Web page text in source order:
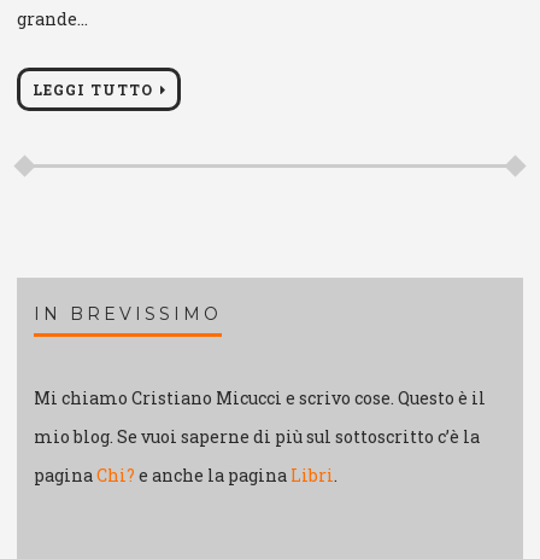
grande…
LEGGI TUTTO
IN BREVISSIMO
Mi chiamo Cristiano Micucci e scrivo cose. Questo è il
mio blog. Se vuoi saperne di più sul sottoscritto c’è la
paginaChi? e anche la pagina Libri.